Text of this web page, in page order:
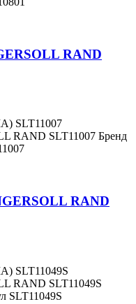
RAND
SLT11007
RAND SLT11007 Бренд
RAND
SLT11049S
RAND SLT11049S
SLT11049S